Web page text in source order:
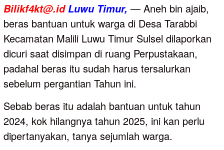
Bilikf4kt@.id Luwu Timur, — Aneh bin ajaib,
beras bantuan untuk warga di Desa Tarabbi
Kecamatan Malili Luwu Timur Sulsel dilaporkan
dicuri saat disimpan di ruang Perpustakaan,
padahal beras itu sudah harus tersalurkan
sebelum pergantian Tahun ini.
Sebab beras itu adalah bantuan untuk tahun
2024, kok hilangnya tahun 2025, ini kan perlu
dipertanyakan, tanya sejumlah warga.